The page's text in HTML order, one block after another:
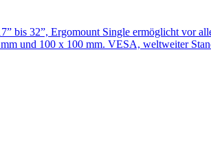
32”, Ergomount Single ermöglicht vor
und 100 x 100 mm. VESA, weltweiter